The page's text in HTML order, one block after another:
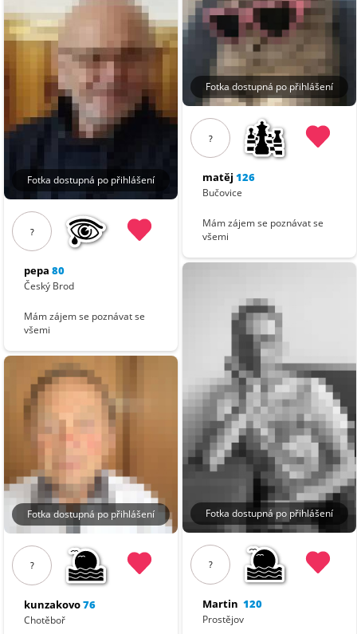
Fotka dostupná po přihlášení
?
pepa 80
Český Brod
Mám zájem se poznávat se
všemi
Fotka dostupná po přihlášení
?
kunzakovo76
Chotěboř
Fotka dostupná po přihlášení
?
matěj 126
Bučovice
Mám zájem se poznávat se
všemi
Fotka dostupná po přihlášení
?
Martin 120
Prostějov